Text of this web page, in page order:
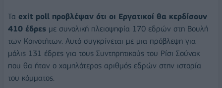
Τα exit poll προβλέψαν ότι οι Εργατικοί θα κερδίσουν
410 έδρες με συνολική πλειοψηφία 170 εδρών στη Βουλή
των Κοινοτήτων. Αυτό συγκρίνεται με μια πρόβλεψη για
μόλις 131 έδρες για τους Συντηρητικούς του Ρίσι Σούνακ
που θα ήταν ο χαμηλότερος αριθμός εδρών στην ιστορία
του κόμματος.